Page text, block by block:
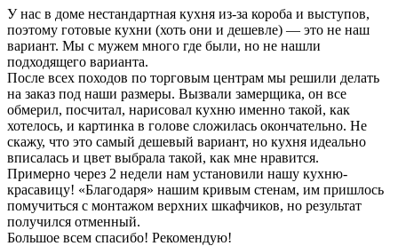
У нас в доме нестандартная кухня из-за короба и выступов,
поэтому готовые кухни (хоть они и дешевле) — это не наш
вариант. Мы с мужем много где были, но не нашли
подходящего варианта.
После всех походов по торговым центрам мы решили делать
на заказ под наши размеры. Вызвали замерщика, он все
обмерил, посчитал, нарисовал кухню именно такой, как
хотелось, и картинка в голове сложилась окончательно. Не
скажу, что это самый дешевый вариант, но кухня идеально
вписалась и цвет выбрала такой, как мне нравится.
Примерно через 2 недели нам установили нашу кухню-
красавицу! «Благодаря» нашим кривым стенам, им пришлось
помучиться с монтажом верхних шкафчиков, но результат
получился отменный.
Большое всем спасибо! Рекомендую!